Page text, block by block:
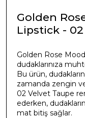
Golden
Lipstick -
Golden Rose
dudaklarınıza
Bu ürün,
zamanda zengin
02 Velvet Taupe
ederken,
mat bitiş sağlar.